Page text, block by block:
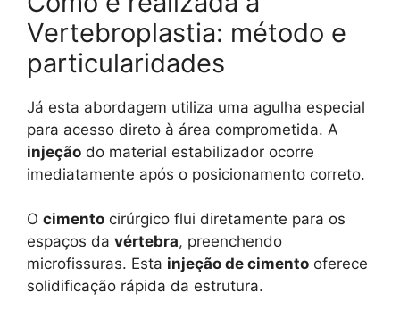
Vertebroplastia: método e
particularidades
Já esta abordagem utiliza uma agulha especial
para acesso direto à área comprometida. A
injeção do material estabilizador ocorre
imediatamente após o posicionamento correto.
O cimento cirúrgico flui diretamente para os
espaços da vértebra, preenchendo
microfissuras. Esta injeção de cimento oferece
solidificação rápida da estrutura.